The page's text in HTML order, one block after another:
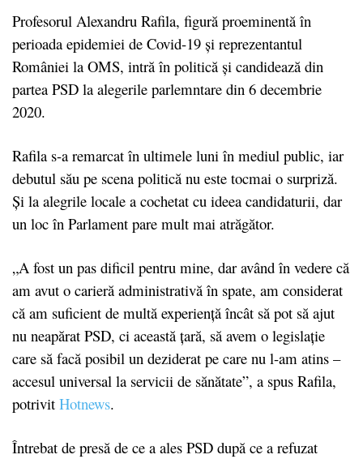
Profesorul Alexandru Rafila, figură proeminentă în
perioada epidemiei de Covid-19 și reprezentantul
României la OMS, intră în politică și candidează din
partea PSD la alegerile parlemntare din 6 decembrie
2020.
Rafila s-a remarcat în ultimele luni în mediul public, iar
debutul său pe scena politică nu este tocmai o surpriză.
Și la alegrile locale a cochetat cu ideea candidaturii, dar
un loc în Parlament pare mult mai atrăgător.
„A fost un pas dificil pentru mine, dar având în vedere că
am avut o carieră administrativă în spate, am considerat
că am suficient de multă experiență încât să pot să ajut
nu neapărat PSD, ci această țară, să avem o legislație
care să facă posibil un deziderat pe care nu l-am atins –
accesul universal la servicii de sănătate”, a spus Rafila,
potrivit Hotnews.
Întrebat de presă de ce a ales PSD după ce a refuzat